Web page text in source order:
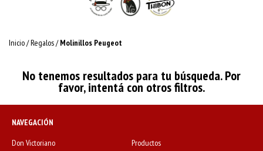
Inicio/Regalos/ Molinillos Peugeot
No tenemos resultados para tu búsqueda. Por
favor, intentá con otros filtros.
NAVEGACIÓN
Don Victoriano
Productos